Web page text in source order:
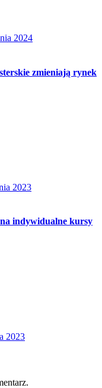
2024
zmieniają rynek
2023
indywidualne kursy
2023